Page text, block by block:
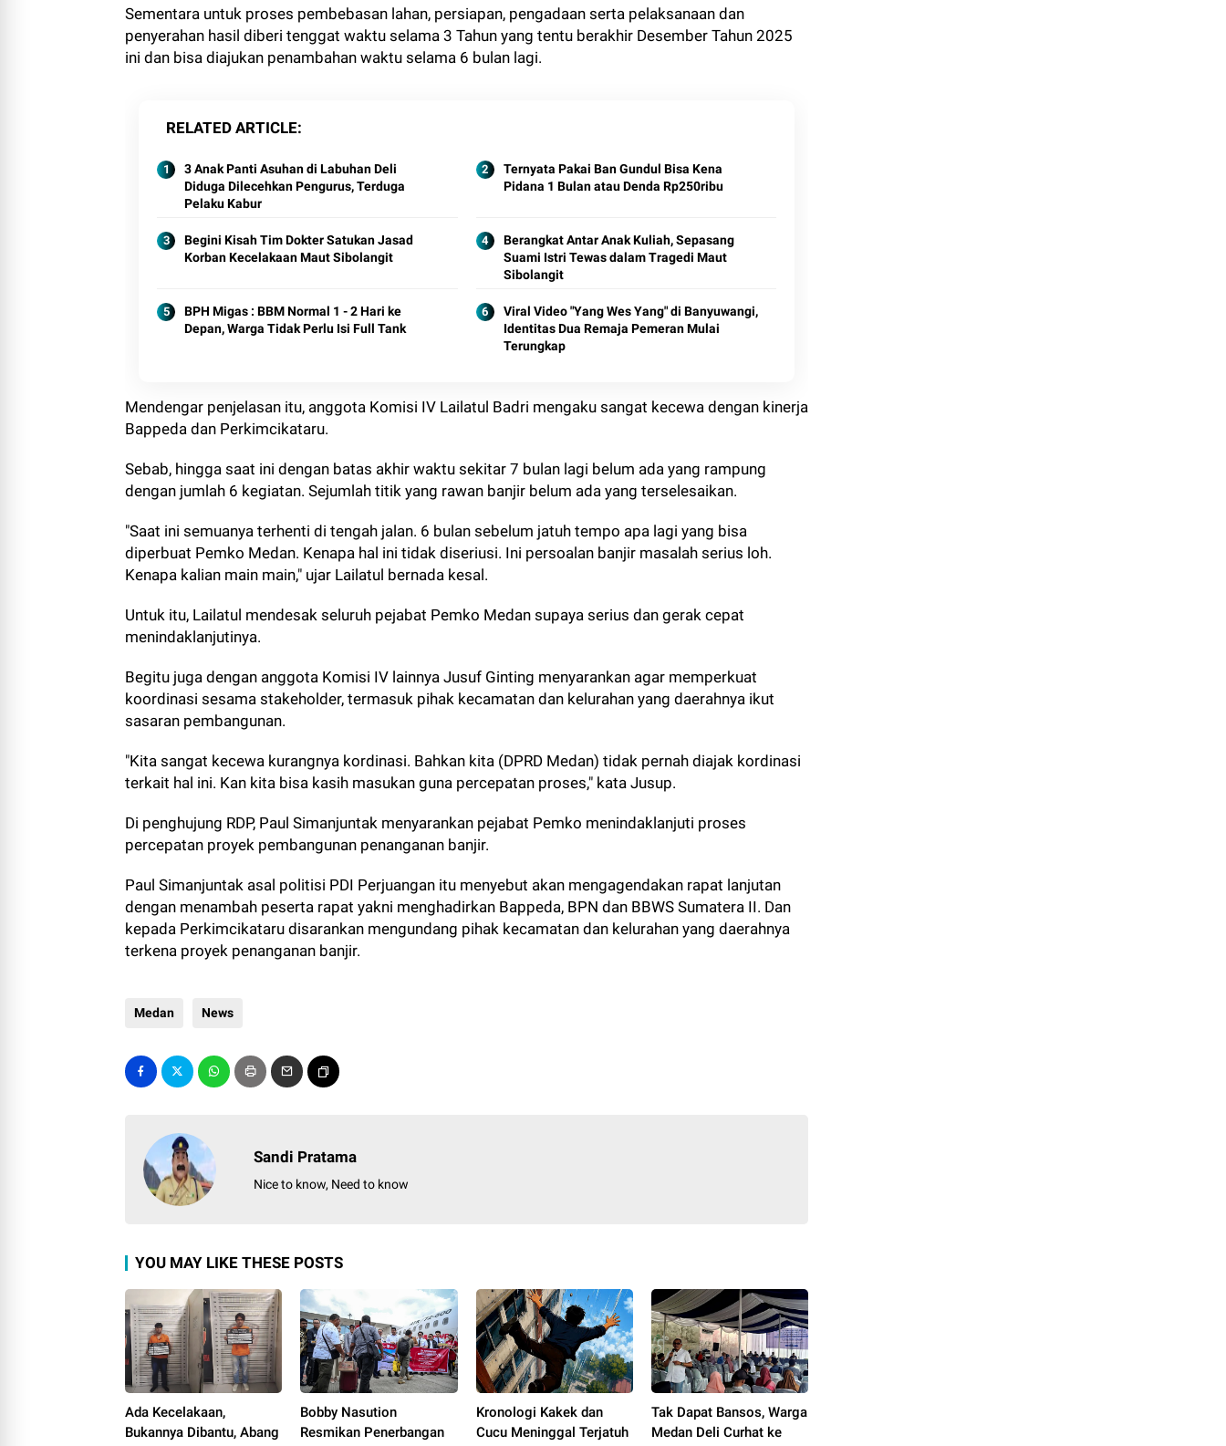
Sementara untuk proses pembebasan lahan, persiapan, pengadaan serta pelaksanaan dan
penyerahan hasil diberi tenggat waktu selama 3 Tahun yang tentu berakhir Desember Tahun 2025
ini dan bisa diajukan penambahan waktu selama 6 bulan lagi.
RELATED ARTICLE
3 Anak Panti Asuhan di Labuhan Deli
Diduga Dilecehkan Pengurus, Terduga
Pelaku Kabur
Ternyata Pakai Ban Gundul Bisa Kena
Pidana 1 Bulan atau Denda Rp250ribu
Begini Kisah Tim Dokter Satukan Jasad
Korban Kecelakaan Maut Sibolangit
Berangkat Antar Anak Kuliah, Sepasang
Suami Istri Tewas dalam Tragedi Maut
Sibolangit
BPH Migas : BBM Normal 1 - 2 Hari ke
Depan, Warga Tidak Perlu Isi Full Tank
Viral Video "Yang Wes Yang" di Banyuwangi,
Identitas Dua Remaja Pemeran Mulai
Terungkap
Mendengar penjelasan itu, anggota Komisi IV Lailatul Badri mengaku sangat kecewa dengan kinerja
Bappeda dan Perkimcikataru.
Sebab, hingga saat ini dengan batas akhir waktu sekitar 7 bulan lagi belum ada yang rampung
dengan jumlah 6 kegiatan. Sejumlah titik yang rawan banjir belum ada yang terselesaikan.
"Saat ini semuanya terhenti di tengah jalan. 6 bulan sebelum jatuh tempo apa lagi yang bisa
diperbuat Pemko Medan. Kenapa hal ini tidak diseriusi. Ini persoalan banjir masalah serius loh.
Kenapa kalian main main," ujar Lailatul bernada kesal.
Untuk itu, Lailatul mendesak seluruh pejabat Pemko Medan supaya serius dan gerak cepat
menindaklanjutinya.
Begitu juga dengan anggota Komisi IV lainnya Jusuf Ginting menyarankan agar memperkuat
koordinasi sesama stakeholder, termasuk pihak kecamatan dan kelurahan yang daerahnya ikut
sasaran pembangunan.
"Kita sangat kecewa kurangnya kordinasi. Bahkan kita (DPRD Medan) tidak pernah diajak kordinasi
terkait hal ini. Kan kita bisa kasih masukan guna percepatan proses," kata Jusup.
Di penghujung RDP, Paul Simanjuntak menyarankan pejabat Pemko menindaklanjuti proses
percepatan proyek pembangunan penanganan banjir.
Paul Simanjuntak asal politisi PDI Perjuangan itu menyebut akan mengagendakan rapat lanjutan
dengan menambah peserta rapat yakni menghadirkan Bappeda, BPN dan BBWS Sumatera II. Dan
kepada Perkimcikataru disarankan mengundang pihak kecamatan dan kelurahan yang daerahnya
terkena proyek penanganan banjir.
Medan News
Sandi Pratama
Nice to know, Need to know
YOU MAY LIKE THESE POSTS
Ada Kecelakaan,
Bukannya Dibantu, Abang
Bobby Nasution
Resmikan Penerbangan
Kronologi Kakek dan
Cucu Meninggal Terjatuh
Tak Dapat Bansos, Warga
Medan Deli Curhat ke